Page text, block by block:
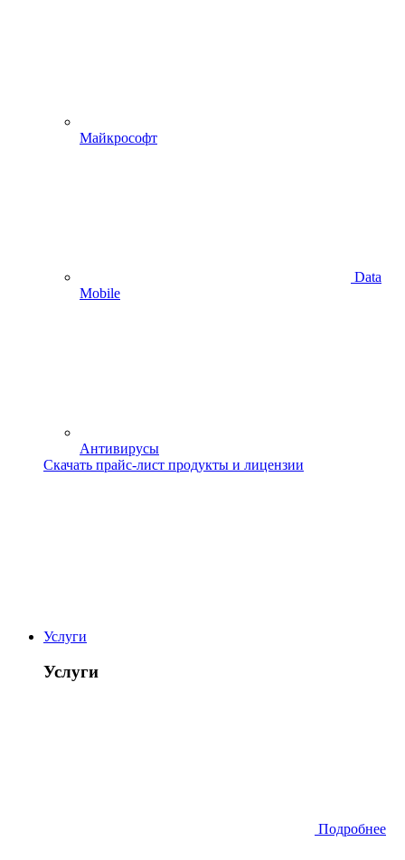
Майкрософт
Data
Mobile
Антивирусы
Скачать прайс-лист продукты и лицензии
Услуги
Услуги
Подробнее